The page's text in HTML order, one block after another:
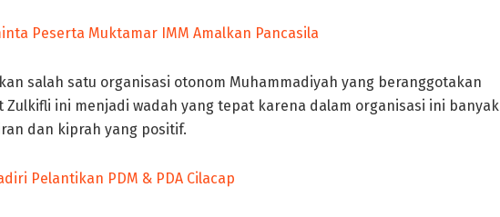
Peserta Muktamar IMM Amalkan Pancasila
salah satu organisasi otonom Muhammadiyah yang beranggotakan
Zulkifli ini menjadi wadah yang tepat karena dalam organisasi ini banyak
dan kiprah yang positif.
Pelantikan PDM & PDA Cilacap